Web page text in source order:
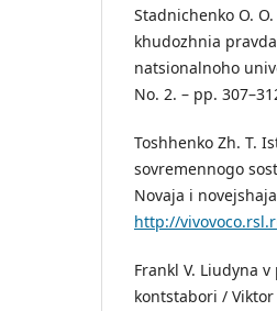
Stadnichenko O.
khudozhnia
natsionalnoho
No. 2. – pp.
Toshhenko Zh. T.
sovremennogo
Novaja i
http://
Frankl V. Liudyna
kontstabori /